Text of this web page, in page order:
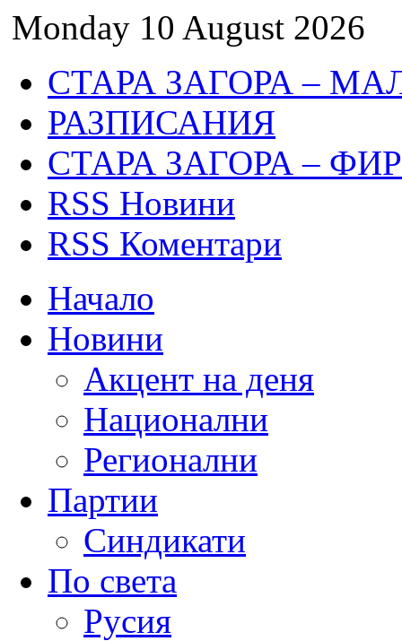
Monday 10 August 2026
СТАРА ЗАГОРА –
РАЗПИСАНИЯ
СТАРА ЗАГОРА –
RSS Новини
RSS Коментари
Начало
Новини
Акцент на деня
Национални
Регионални
Партии
Синдикати
По света
Русия